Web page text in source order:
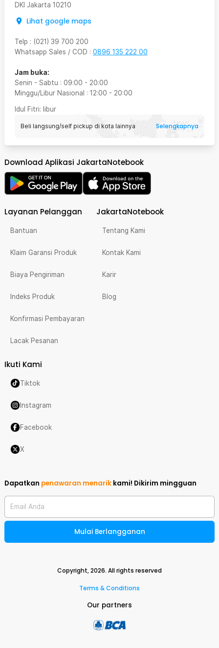
DKI Jakarta 10210
Lihat google maps
Telp : (021) 39 700 200
Whatsapp Sales / COD : 0896 135 222 00
Jam buka:
Senin - Sabtu : 09:00 - 20:00
Minggu/Libur Nasional : 12:00 - 20:00
Idul Fitri: libur
Beli langsung/self pickup di kota lainnya Selengkapnya
Download Aplikasi JakartaNotebook
Layanan Pelanggan
Bantuan
Klaim Garansi Produk
Biaya Pengiriman
Indeks Produk
Konfirmasi Pembayaran
Lacak Pesanan
JakartaNotebook
Tentang Kami
Kontak Kami
Karir
Blog
Ikuti Kami
Tiktok
Instagram
Facebook
X
Dapatkan penawaran menarik kami! Dikirim mingguan
Email Anda
Mulai Berlangganan
Copyright,2026. All rights reserved
Terms & Conditions
Our partners